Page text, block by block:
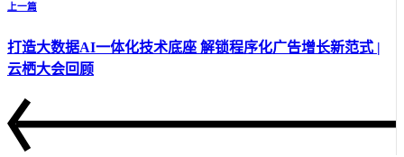
上一篇
打造大数据AI一体化技术底座 解锁程序化广告增长新范式 |
云栖大会回顾